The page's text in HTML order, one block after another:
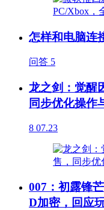
怎样和电脑连
问答 5
龙之剑：觉醒
同步优化操作
8 07.23
007：初露锋
D加密，回应